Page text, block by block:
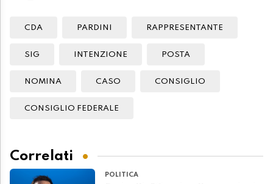
CDA PARDINI RAPPRESENTANTE
SIG INTENZIONE POSTA
NOMINA CASO CONSIGLIO
CONSIGLIO FEDERALE
Correlati
POLITICA